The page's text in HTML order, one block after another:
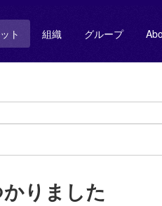
ト 組織 グループ
りました